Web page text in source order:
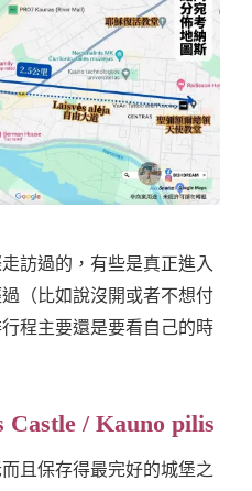
訪過的，有些是真正進入
（比如說沒開或者不想付
程主要還是要看自己的時
Castle / Kauno pilis
且保存得最完好的城堡之